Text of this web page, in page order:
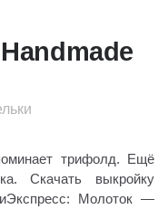
трифолд. Ещё
Скачать выкройку
Молоток —